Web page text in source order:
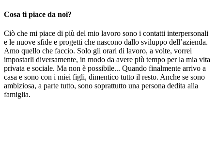
Cosa ti piace da noi?
Ciò che mi piace di più del mio lavoro sono i contatti interpersonali
e le nuove sfide e progetti che nascono dallo sviluppo dell’azienda.
Amo quello che faccio. Solo gli orari di lavoro, a volte, vorrei
impostarli diversamente, in modo da avere più tempo per la mia vita
privata e sociale. Ma non è possibile... Quando finalmente arrivo a
casa e sono con i miei figli, dimentico tutto il resto. Anche se sono
ambiziosa, a parte tutto, sono soprattutto una persona dedita alla
famiglia.